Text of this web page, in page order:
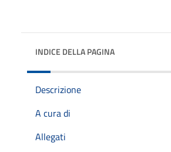
INDICE DELLA PAGINA
Descrizione
A cura di
Allegati